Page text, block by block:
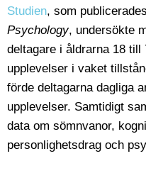
Studien, som
Psychology, undersökte
deltagare i åldrarna 18
upplevelser i vaket
förde deltagarna dagliga
upplevelser. Samtidigt
data om sömnvanor,
personlighetsdrag och